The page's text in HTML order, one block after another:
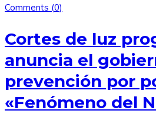
Comments (0)
Cortes de luz
anuncia el
prevención por
«Fenómeno del